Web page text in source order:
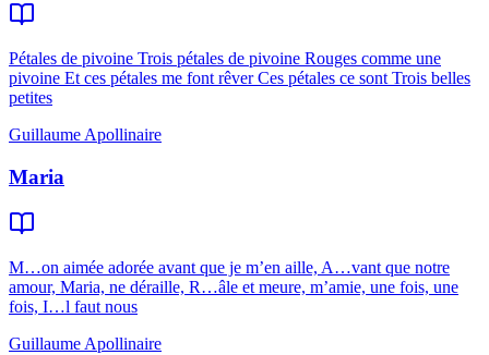
Pétales de pivoine Trois pétales de pivoine Rouges comme une
pivoine Et ces pétales me font rêver Ces pétales ce sont Trois belles
petites
Guillaume Apollinaire
Maria
M…on aimée adorée avant que je m’en aille, A…vant que notre
amour, Maria, ne déraille, R…âle et meure, m’amie, une fois, une
fois, I…l faut nous
Guillaume Apollinaire